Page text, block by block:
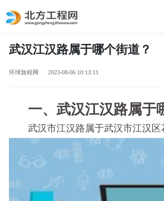
武汉江汉路属于哪个街道？
环球旅程网 2023-08-06 10:13:11
一、武汉江汉路属于
武汉市江汉路属于武汉市江汉区